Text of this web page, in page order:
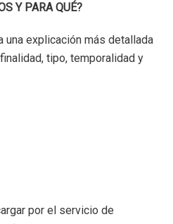
Y PARA QUÉ?
una explicación más detallada
tipo, temporalidad y
por el servicio de